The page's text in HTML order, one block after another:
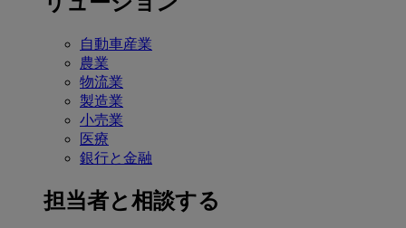
自動車産業
農業
物流業
製造業
小売業
医療
銀行と金融
担当者と相談する